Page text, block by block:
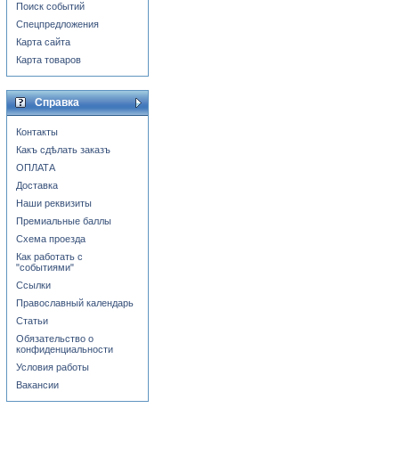
Поиск событий
Спецпредложения
Карта сайта
Карта товаров
Справка
Контакты
Какъ сдѣлать заказъ
ОПЛАТА
Доставка
Наши реквизиты
Премиальные баллы
Схема проезда
Как работать с
"событиями"
Ссылки
Православный календарь
Статьи
Обязательство о
конфиденциальности
Условия работы
Вакансии